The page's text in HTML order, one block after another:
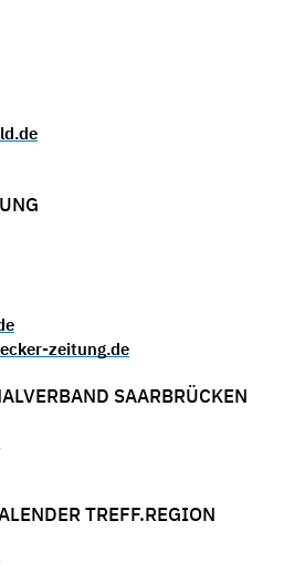
zeitung.de
SAARBRÜCKEN
TREFF.REGION